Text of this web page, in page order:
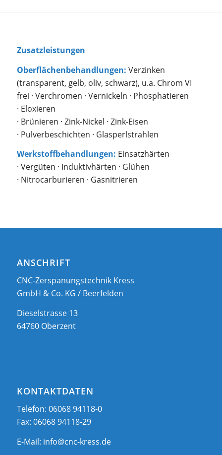
Zusatzleistungen
Oberflächenbehandlungen: Verzinken
(transparent, gelb, oliv, schwarz), u.a. Chrom VI
frei · Verchromen · Vernickeln · Phosphatieren
· Eloxieren
· Brünieren · Zink-Nickel · Zink-Eisen
· Pulverbeschichten · Glasperlstrahlen
Werkstoffbehandlungen: Einsatzhärten
· Vergüten · Induktivhärten · Glühen
· Nitrocarburieren · Gasnitrieren
ANSCHRIFT
CNC-Zerspanungstechnik Kress
GmbH & Co. KG / Beerfelden
Dieselstrasse 13
64760 Oberzent
KONTAKTDATEN
Telefon: 06068 94118-0
Fax: 06068 94118-29
E-Mail: info@cnc-kress.de